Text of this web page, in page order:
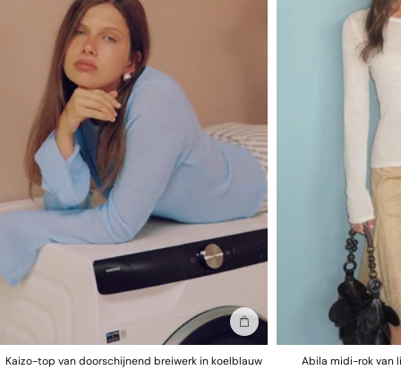
In winkelmand
Kaizo-top van doorschijnend breiwerk in koelblauw
Abila midi-rok van